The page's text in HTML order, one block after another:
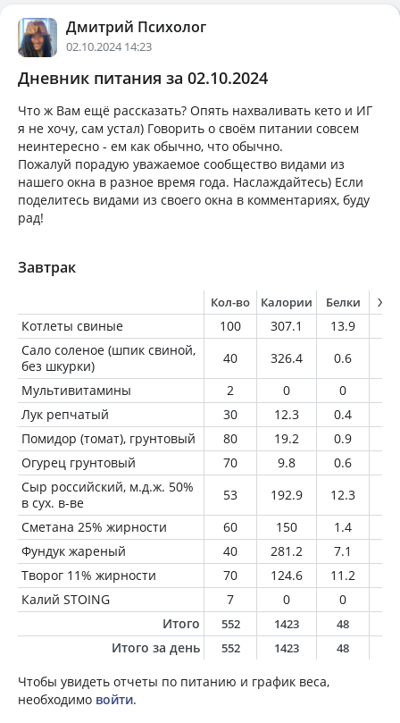
Дмитрий Психолог
02.10.2024 14:23
Дневник питания за 02.10.2024
Что ж Вам ещё рассказать? Опять нахваливать кето и ИГ
я не хочу, сам устал) Говорить о своём питании совсем
неинтересно - ем как обычно, что обычно.
Пожалуй порадую уважаемое сообщество видами из
нашего окна в разное время года. Наслаждайтесь) Если
поделитесь видами из своего окна в комментариях, буду
рад!
Завтрак
Кол-во Калории Белки
Котлеты свиные 100 307.1 13.9
Сало соленое (шпик свиной,
без шкурки)
40 326.4 0.6
Мультивитамины
2 0 0
Лук репчатый
30 12.3 0.4
Помидор (томат), грунтовый
80 19.2 0.9
Огурец грунтовый
70 9.8 0.6
Сыр российский, м.д.ж. 50%
в сух. в-ве
53 192.9 12.3
Сметана 25% жирности
60 150 1.4
Фундук жареный
40 281.2 7.1
Творог 11% жирности
70 124.6 11.2
Калий STOING
7 0 0
Итого
552 1423 48
Итого за день 552 1423 48
Чтобы увидеть отчеты по питанию и график веса,
необходимо войти.